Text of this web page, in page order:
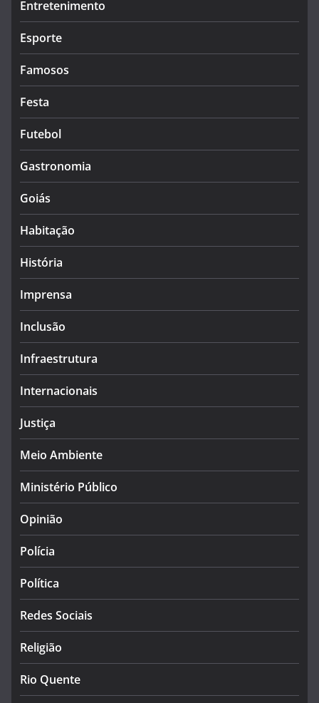
Entretenimento
Esporte
Famosos
Festa
Futebol
Gastronomia
Goiás
Habitação
História
Imprensa
Inclusão
Infraestrutura
Internacionais
Justiça
Meio Ambiente
Ministério Público
Opinião
Polícia
Política
Redes Sociais
Religião
Rio Quente